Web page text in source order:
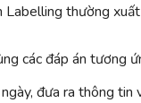
Labelling thường xuất
các đáp án tương
đưa ra thông